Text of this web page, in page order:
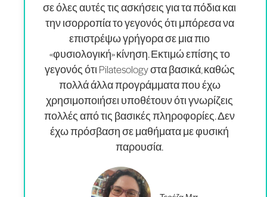
σε όλες αυτές τις ασκήσεις για τα πόδια και
την ισορροπία το γεγονός ότι μπόρεσα να
επιστρέψω γρήγορα σε μια πιο
«φυσιολογική» κίνηση. Εκτιμώ επίσης το
γεγονός ότι Pilatesology στα βασικά, καθώς
πολλά άλλα προγράμματα που έχω
χρησιμοποιήσει υποθέτουν ότι γνωρίζεις
πολλές από τις βασικές πληροφορίες. Δεν
έχω πρόσβαση σε μαθήματα με φυσική
παρουσία.